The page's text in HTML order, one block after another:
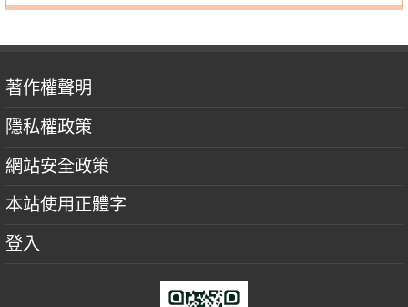
著作權聲明
隱私權政策
網站安全政策
本站使用正體字
登入